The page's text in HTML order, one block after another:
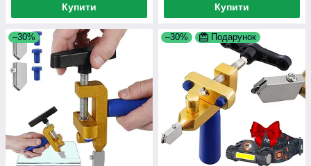
Купити Купити
–30% –30% Подарунок